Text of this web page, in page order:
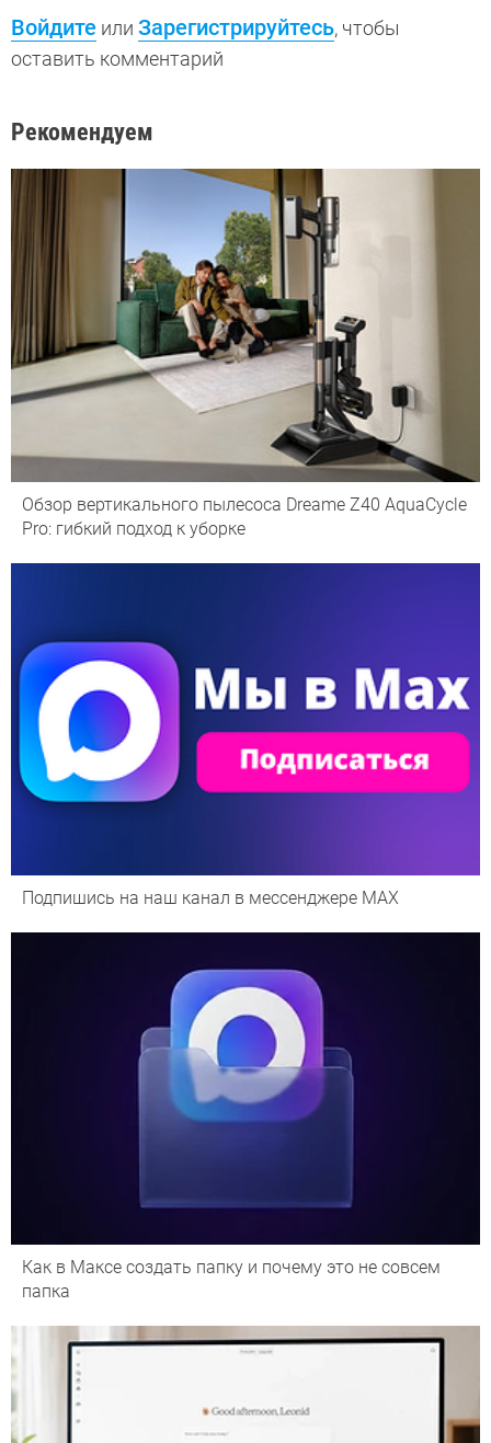
Войдите или Зарегистрируйтесь, чтобы
оставить комментарий
Рекомендуем
Обзор вертикального пылесоса Dreame Z40 AquaCycle
Pro: гибкий подход к уборке
Подпишись на наш канал в мессенджере МАХ
Как в Максе создать папку и почему это не совсем
папка